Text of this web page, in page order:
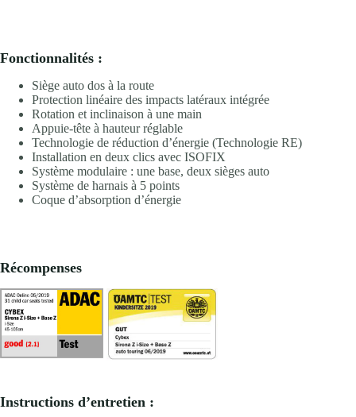
Fonctionnalités :
Siège auto dos à la route
Protection linéaire des impacts latéraux intégrée
Rotation et inclinaison à une main
Appuie-tête à hauteur réglable
Technologie de réduction d’énergie (Technologie RE)
Installation en deux clics avec ISOFIX
Système modulaire : une base, deux sièges auto
Système de harnais à 5 points
Coque d’absorption d’énergie
Récompenses
Instructions d’entretien :